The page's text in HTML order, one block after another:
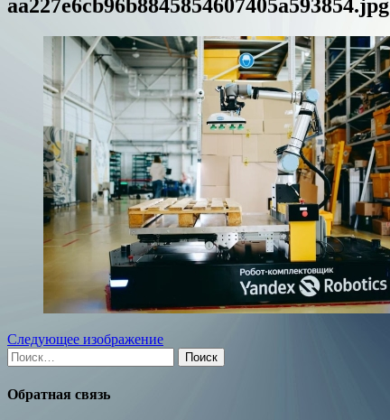
aa227e6cb96b8845854607405a593854.jpg
Следующее изображение
Найти:
Обратная связь